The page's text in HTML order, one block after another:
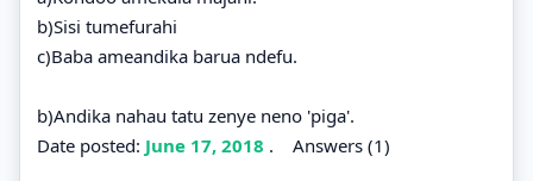
b)Sisi tumefurahi
c)Baba ameandika barua ndefu.
b)Andika nahau tatu zenye neno 'piga'.
Date posted: June 17, 2018 . Answers (1)